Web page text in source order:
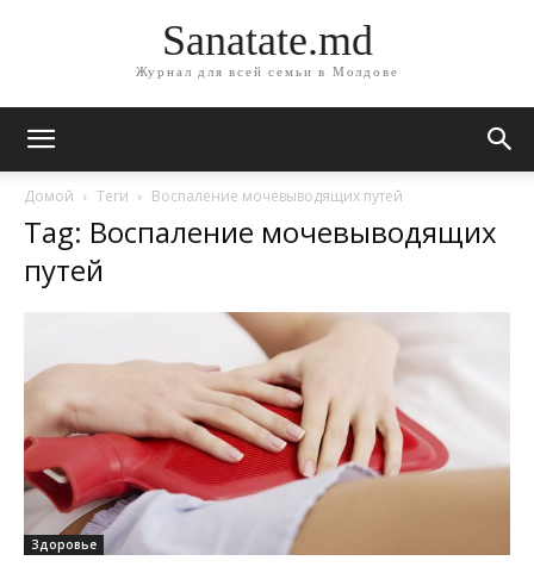
Sanatate.md
Журнал для всей семьи в Молдове
Домой Теги Воспаление мочевыводящих путей
Tag: Воспаление мочевыводящих
путей
Здоровье